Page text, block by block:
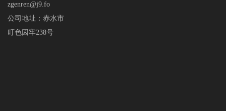
zgenren@j9.fo
公司地址：赤水市
叮色囚牢238号